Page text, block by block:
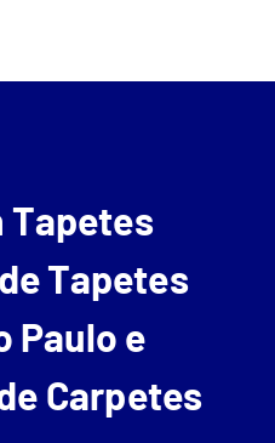
Tapetes
Tapetes
Paulo e
Carpetes